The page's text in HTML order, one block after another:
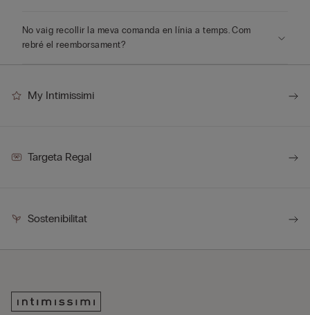
No vaig recollir la meva comanda en línia a temps. Com
rebré el reemborsament?
My Intimissimi
Targeta Regal
Sostenibilitat